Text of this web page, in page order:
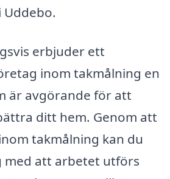
erbjuder ett
inom takmålning en
är avgörande för att
ditt hem. Genom att
takmålning kan du
med att arbetet utförs